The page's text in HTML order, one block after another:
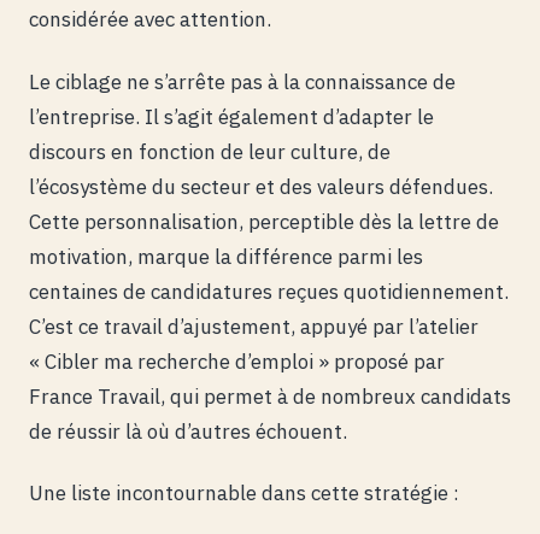
considérée avec attention.
Le ciblage ne s’arrête pas à la connaissance de
l’entreprise. Il s’agit également d’adapter le
discours en fonction de leur culture, de
l’écosystème du secteur et des valeurs défendues.
Cette personnalisation, perceptible dès la lettre de
motivation, marque la différence parmi les
centaines de candidatures reçues quotidiennement.
C’est ce travail d’ajustement, appuyé par l’atelier
« Cibler ma recherche d’emploi » proposé par
France Travail, qui permet à de nombreux candidats
de réussir là où d’autres échouent.
Une liste incontournable dans cette stratégie :